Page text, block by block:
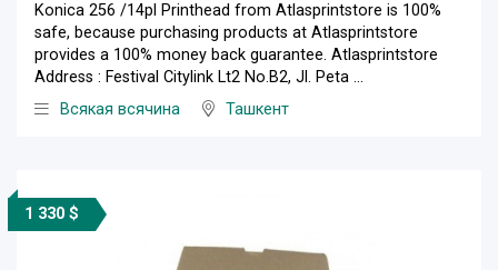
Konica 256 /14pl Printhead from Atlasprintstore is 100%
safe, because purchasing products at Atlasprintstore
provides a 100% money back guarantee. Atlasprintstore
Address : Festival Citylink Lt2 No.B2, Jl. Peta ...
Всякая всячина
Ташкент
1 330 $